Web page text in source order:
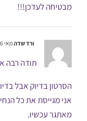
מבטיחה לעדכן!!!
ורד שדהמאי 26, 2011 , 6:51 pm
תודה רבה
הסרטון בדיוק אבל
אני מגייסת את כל
מאתגר עכשיו.